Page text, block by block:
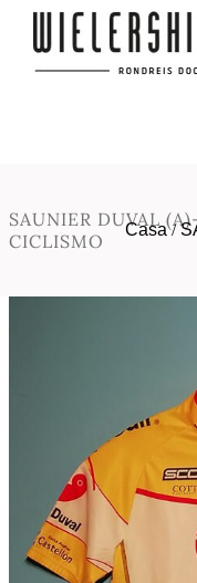
SAUNIER DUVAL
CICLISMO
Casa/